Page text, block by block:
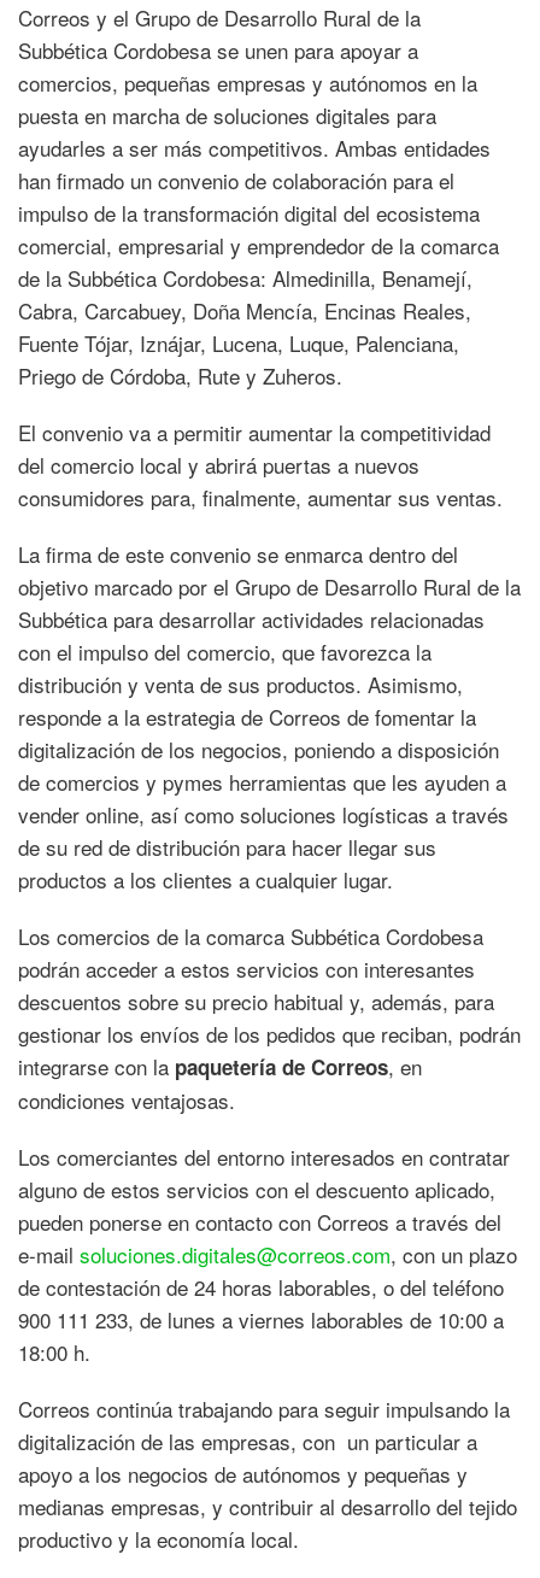
Correos y el Grupo de Desarrollo Rural de la
Subbética Cordobesa se unen para apoyar a
comercios, pequeñas empresas y autónomos en la
puesta en marcha de soluciones digitales para
ayudarles a ser más competitivos. Ambas entidades
han firmado un convenio de colaboración para el
impulso de la transformación digital del ecosistema
comercial, empresarial y emprendedor de la comarca
de la Subbética Cordobesa: Almedinilla, Benamejí,
Cabra, Carcabuey, Doña Mencía, Encinas Reales,
Fuente Tójar, Iznájar, Lucena, Luque, Palenciana,
Priego de Córdoba, Rute y Zuheros.
El convenio va a permitir aumentar la competitividad
del comercio local y abrirá puertas a nuevos
consumidores para, finalmente, aumentar sus ventas.
La firma de este convenio se enmarca dentro del
objetivo marcado por el Grupo de Desarrollo Rural de la
Subbética para desarrollar actividades relacionadas
con el impulso del comercio, que favorezca la
distribución y venta de sus productos. Asimismo,
responde a la estrategia de Correos de fomentar la
digitalización de los negocios, poniendo a disposición
de comercios y pymes herramientas que les ayuden a
vender online, así como soluciones logísticas a través
de su red de distribución para hacer llegar sus
productos a los clientes a cualquier lugar.
Los comercios de la comarca Subbética Cordobesa
podrán acceder a estos servicios con interesantes
descuentos sobre su precio habitual y, además, para
gestionar los envíos de los pedidos que reciban, podrán
integrarse con la paquetería de Correos, en
condiciones ventajosas.
Los comerciantes del entorno interesados en contratar
alguno de estos servicios con el descuento aplicado,
pueden ponerse en contacto con Correos a través del
e-mail soluciones.digitales@correos.com, con un plazo
de contestación de 24 horas laborables, o del teléfono
900 111 233, de lunes a viernes laborables de 10:00 a
18:00 h.
Correos continúa trabajando para seguir impulsando la
digitalización de las empresas, con un particular a
apoyo a los negocios de autónomos y pequeñas y
medianas empresas, y contribuir al desarrollo del tejido
productivo y la economía local.